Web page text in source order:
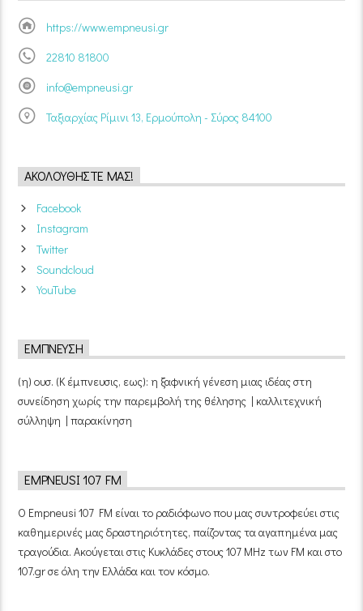
https://www.empneusi.gr
22810 81800
info@empneusi.gr
Ταξιαρχίας Ρίμινι 13, Ερμούπολη - Σύρος 84100
ΑΚΟΛΟΥΘΉΣΤΕ ΜΑΣ!
Facebook
Instagram
Twitter
Soundcloud
YouTube
ΈΜΠΝΕΥΣΗ
(η) ουσ. (Κ έμπνευσις, εως): η ξαφνική γένεση μιας ιδέας στη
συνείδηση χωρίς την παρεμβολή της θέλησης | καλλιτεχνική
σύλληψη | παρακίνηση
EMPNEUSI 107 FM
Ο Empneusi 107 FM είναι το ραδιόφωνο που μας συντροφεύει στις
καθημερινές μας δραστηριότητες, παίζοντας τα αγαπημένα μας
τραγούδια. Ακούγεται στις Κυκλάδες στους 107 MHz των FM και στο
107.gr σε όλη την Ελλάδα και τον κόσμο.